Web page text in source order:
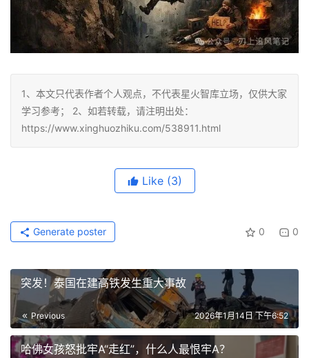
1、本文只代表作者个人观点，不代表星火智库立场，仅供大家
学习参考； 2、如若转载，请注明出处：
https://www.xinghuozhiku.com/538911.html
Like (3)
0 0
Generate poster
突发！泰国在建高铁发生重大事故
Previous 2026年1月14日 下午6:52
哈佛女孩怒批牢A“走红”，什么人最恨牢A？